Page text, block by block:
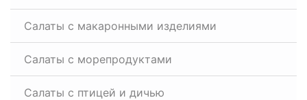
Салаты с макаронными изделиями
Салаты с морепродуктами
Салаты с птицей и дичью